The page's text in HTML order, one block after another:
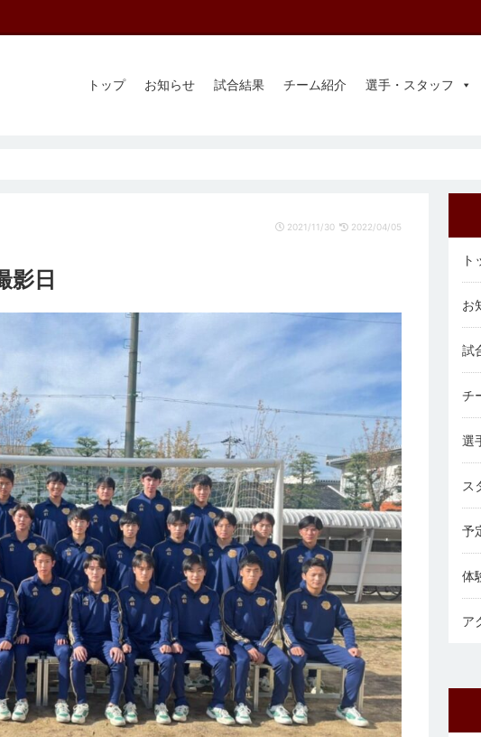
トップ お知らせ 試合結果 チーム紹介 選手・スタッフ
2021/11/30 2022/04/05
影日
ト
お
試
チ
選
ス
予
体
ア